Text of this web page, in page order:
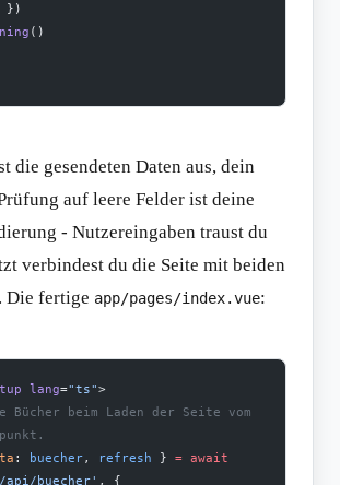
})
()
die gesendeten Daten aus, dein
auf leere Felder ist deine
- Nutzereingaben traust du
verbindest du die Seite mit beiden
Die fertige app/pages/index.vue:
lang="ts">
beim Laden der Seite vom
: buecher, refresh } = await
buecher' , {